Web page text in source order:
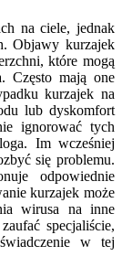
na ciele, jednak
Objawy kurzajek
które mogą
Często mają one
kurzajek na
lub dyskomfort
ignorować tych
Im wcześniej
się problemu.
odpowiednie
kurzajek może
wirusa na inne
specjaliście,
w tej